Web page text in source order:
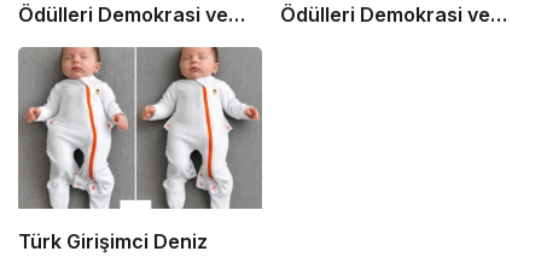
Ödülleri Demokrasi ve
Özgürlükler Adası’nda
Sahiplerini Buldu
Ödülleri Demokrasi ve
Türk Girişimci Deniz